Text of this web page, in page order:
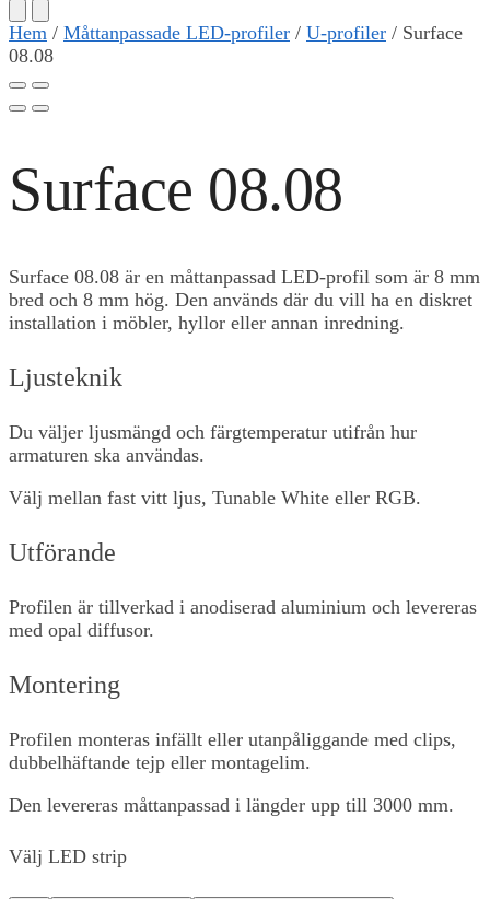
Hem / Måttanpassade LED-profiler / U-profiler / Surface
08.08
Surface 08.08
Surface 08.08 är en måttanpassad LED-profil som är 8 mm
bred och 8 mm hög. Den används där du vill ha en diskret
installation i möbler, hyllor eller annan inredning.
Ljusteknik
Du väljer ljusmängd och färgtemperatur utifrån hur
armaturen ska användas.
Välj mellan fast vitt ljus, Tunable White eller RGB.
Utförande
Profilen är tillverkad i anodiserad aluminium och levereras
med opal diffusor.
Montering
Profilen monteras infällt eller utanpåliggande med clips,
dubbelhäftande tejp eller montagelim.
Den levereras måttanpassad i längder upp till 3000 mm.
Välj LED strip